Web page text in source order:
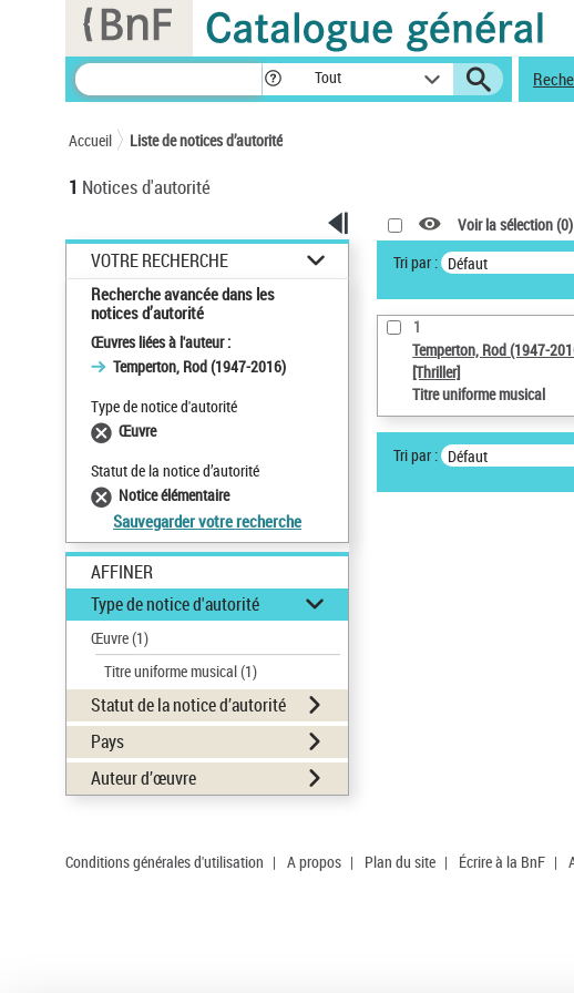
Tout
Accueil Liste de notices d’autorité
1 Notices d'autorité
VOTRE RECHERCHE
Recherche avancée dans les
notices d’autorité
Œuvres liées à l'auteur :
Temperton, Rod (1947-2016)
Type de notice d'autorité
Œuvre
Statut de la notice d’autorité
Notice élémentaire
Sauvegarder votre recherche
AFFINER
Type de notice d'autorité
Œuvre(1)
Titre uniforme musical(1)
Statut de la notice d’autorité
Pays
Auteur d’œuvre
Voir la sélection (0)
Tri par : Défaut
1
Temperton, Rod (1947-
[Thriller]
Titre uniforme musical
Tri par : Défaut
Conditions générales d'utilisation | A propos | Plan du site | Écrire à la BnF |
Panneau de gestion des cookies